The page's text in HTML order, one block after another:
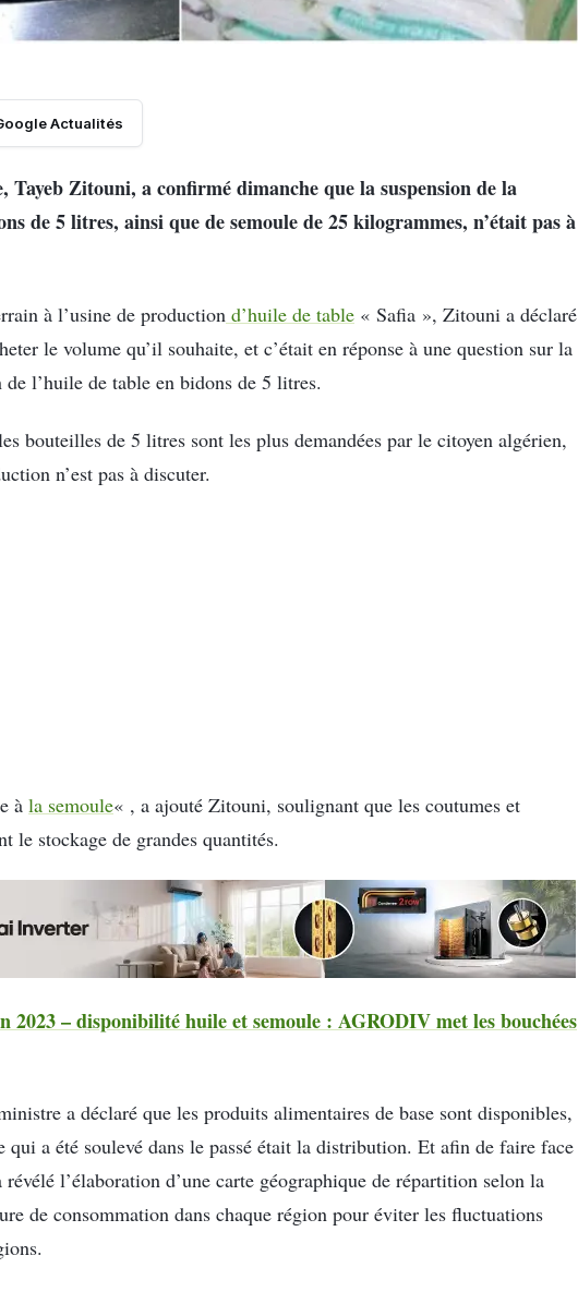
Actualités
Zitouni, a confirmé dimanche que la suspension de la
de 5 litres, ainsi que de semoule de 25 kilogrammes, n’était pas à
à l’usine de production d’huile de table « Safia », Zitouni a déclaré
le volume qu’il souhaite, et c’était en réponse à une question sur la
l’huile de table en bidons de 5 litres.
bouteilles de 5 litres sont les plus demandées par le citoyen algérien,
n’est pas à discuter.
à la semoule« , a ajouté Zitouni, soulignant que les coutumes et
le stockage de grandes quantités.
2023 – disponibilité huile et semoule : AGRODIV met les bouchées
a déclaré que les produits alimentaires de base sont disponibles,
qui a été soulevé dans le passé était la distribution. Et afin de faire face
l’élaboration d’une carte géographique de répartition selon la
de consommation dans chaque région pour éviter les fluctuations